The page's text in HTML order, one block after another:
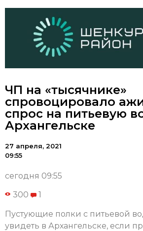
ЧП на «тысячнике»
спровоцировало
спрос на питьевую
Архангельске
27 апреля, 2021
09:55
сегодня 09:55
300 1
Пустующие полки с питьевой
увидеть в Архангельске, если